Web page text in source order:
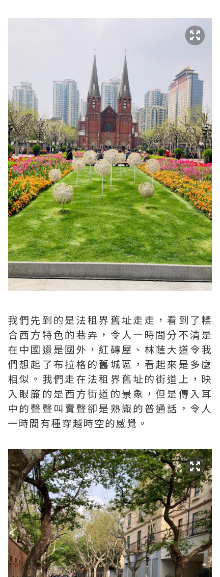
我們先到的是法租界舊址走走，看到了糅
合西方特色的巷弄，令人一時間分不清是
在中國還是國外，紅磚屋、林蔭大道令我
們想起了布拉格的舊城區，看起來是多麼
相似。我們走在法租界舊址的街道上，映
入眼簾的是西方街道的景象，但是傳入耳
中的聲聲叫賣聲卻是熟識的普通話，令人
一時間有種穿越時空的感覺。